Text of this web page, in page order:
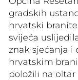
gradskih
hrvatski
svijeća
znak sjećanja i
hrvatskim
položili na